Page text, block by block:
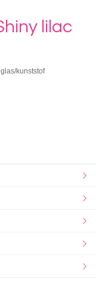
lilac
kunststof